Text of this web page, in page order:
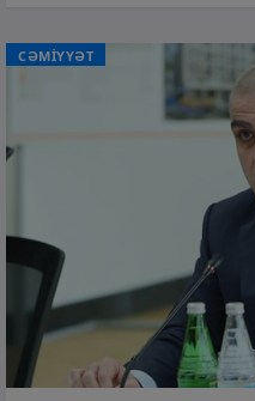
CƏMİYYƏT